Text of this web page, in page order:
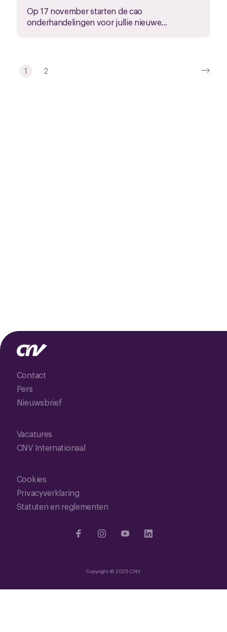
Op 17 november starten de cao
onderhandelingen voor jullie nieuwe...
1 2
Contact
Pers
Nieuwsbrief
Vacatures
CNV Internationaal
Cookies
Privacyverklaring
Statuten en reglementen
Copyright © 2025 CNV